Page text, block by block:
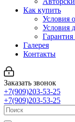
Как купить
Условия
Условия
Гарантия
Галерея
Контакты
Заказать звонок
+7(909)203-53-25
+7(909)203-53-25